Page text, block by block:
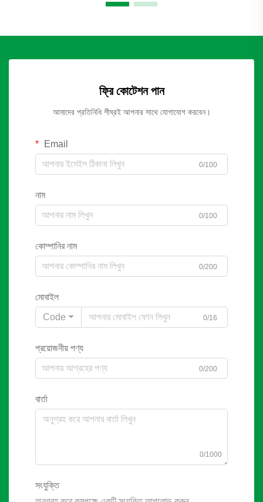
ফ্রি কোটেশন পান
আমাদের প্রতিনিধি শীঘ্রই আপনার সাথে যোগাযোগ করবেন।
Email
0/100
নাম
0/100
কোম্পানির নাম
0/200
মোবাইল
Code
0/16
প্রয়োজনীয় পণ্য
0/200
বার্তা
0/1000
সংযুক্তি